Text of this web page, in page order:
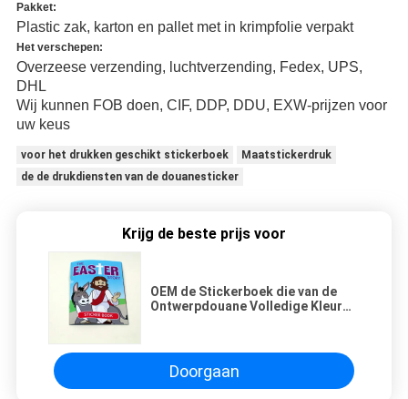
Pakket:
Plastic zak, karton en pallet met in krimpfolie verpakt
Het verschepen:
Overzeese verzending, luchtverzending, Fedex, UPS,
DHL
Wij kunnen FOB doen, CIF, DDP, DDU, EXW-prijzen voor
uw keus
voor het drukken geschikt stickerboek
Maatstickerdruk
de de drukdiensten van de douanesticker
Krijg de beste prijs voor
OEM de Stickerboek die van de
Ontwerpdouane Volledige Kleur
Doorgaan